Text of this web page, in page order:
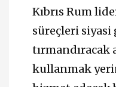
Kıbrıs Rum
süreçleri
tırmandıracak
kullanmak